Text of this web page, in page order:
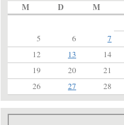
M D M
5
6 7
12
13 14
19
20 21
26
27 28